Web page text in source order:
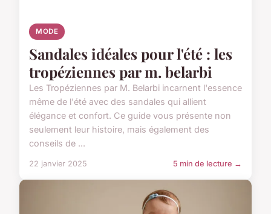
MODE
Sandales idéales pour l'été : les
tropéziennes par m. belarbi
Les Tropéziennes par M. Belarbi incarnent l'essence
même de l'été avec des sandales qui allient
élégance et confort. Ce guide vous présente non
seulement leur histoire, mais également des
conseils de ...
22 janvier 2025 5 min de lecture →